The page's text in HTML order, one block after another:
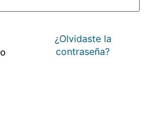
¿Olvidaste la
contraseña?